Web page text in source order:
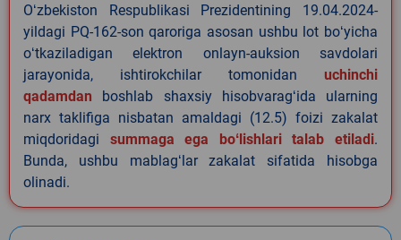
Oʻzbekiston Respublikasi Prezidentining 19.04.2024-
yildagi PQ-162-son qaroriga asosan ushbu lot boʻyicha
oʻtkaziladigan elektron onlayn-auksion savdolari
jarayonida, ishtirokchilar tomonidan uchinchi
qadamdan boshlab shaxsiy hisobvaragʻida ularning
narx taklifiga nisbatan amaldagi (12.5) foizi zakalat
miqdoridagi summaga ega boʻlishlari talab etiladi.
Bunda, ushbu mablagʻlar zakalat sifatida hisobga
olinadi.